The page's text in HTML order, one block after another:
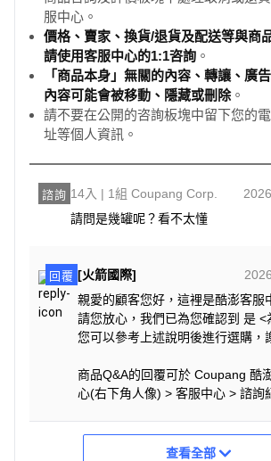
服中心。
價格、賣家、換貨/退貨及配送等與商
請使用客服中心的1:1咨詢 。
「商品本身」無關的內容、轉讓、廣
內容可能會被移動、隱藏或刪除。
請不要在公開的咨詢板塊中留下您的
址等個人資訊。
諮詢 14入 | 1組 Coupang Corp.
請問是幾罐呢？看不太懂
回覆 [火箭國際]
親愛的顧客您好，這裡是酷澎客服
請您放心，我們已為您確認到 是 <
您可以參考上述說明後進行選購，
商品Q&A的回覆可於 Coupang 酷
心(右下角人像) > 客服中心 > 諮詢
查看全部